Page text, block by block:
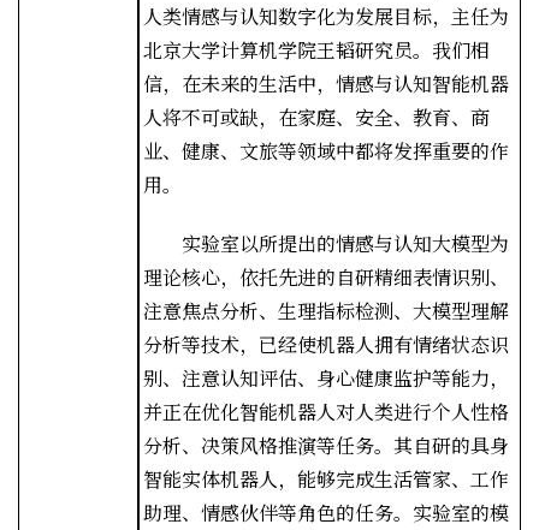
人类情感与认知数字化为发展目标，主任为
北京大学计算机学院王韬研究员。我们相
信，在未来的生活中，情感与认知智能机器
人将不可或缺，在家庭、安全、教育、商
业、健康、文旅等领域中都将发挥重要的作
用。
实验室以所提出的情感与认知大模型为
理论核心，依托先进的自研精细表情识别、
注意焦点分析、生理指标检测、大模型理解
分析等技术，已经使机器人拥有情绪状态识
别、注意认知评估、身心健康监护等能力，
并正在优化智能机器人对人类进行个人性格
分析、决策风格推演等任务。其自研的具身
智能实体机器人，能够完成生活管家、工作
助理、情感伙伴等角色的任务。实验室的模